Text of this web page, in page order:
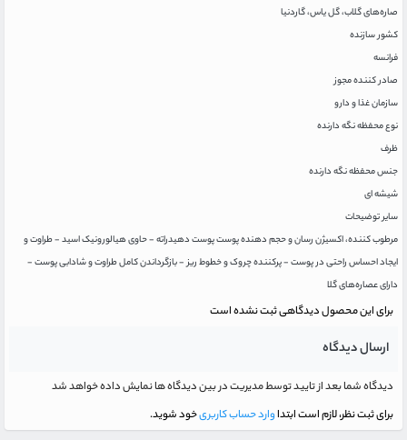
صاره‌های گلاب، گل یاس، گاردنیا
کشور سازنده
فرانسه
صادر کننده مجوز
سازمان غذا و دارو
نوع محفظه نگه دارنده
ظرف
جنس محفظه نگه دارنده
شیشه ای
سایر توضیحات
مرطوب کننده، اکسیژن رسان و حجم دهنده پوست پوست دهیدراته - حاوی هیالورونیک اسید - طراوت و
ایجاد احساس راحتی در پوست - پرکننده چروک و خطوط ریز - بازگرداندن کامل طراوت و شادابی پوست -
دارای عصاره‌های گلا
برای این محصول دیدگاهی ثبت نشده است
ارسال دیدگاه
دیدگاه شما بعد از تایید توسط مدیریت در بین دیدگاه ها نمایش داده خواهد شد
برای ثبت نظر، لازم است ابتداوارد حساب کاربریخود شوید.